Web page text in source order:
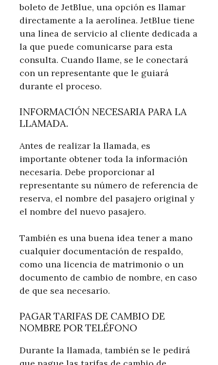
boleto de JetBlue, una opción es llamar
directamente a la aerolínea. JetBlue tiene
una línea de servicio al cliente dedicada a
la que puede comunicarse para esta
consulta. Cuando llame, se le conectará
con un representante que le guiará
durante el proceso.
INFORMACIÓN NECESARIA PARA LA
LLAMADA.
Antes de realizar la llamada, es
importante obtener toda la información
necesaria. Debe proporcionar al
representante su número de referencia de
reserva, el nombre del pasajero original y
el nombre del nuevo pasajero.
También es una buena idea tener a mano
cualquier documentación de respaldo,
como una licencia de matrimonio o un
documento de cambio de nombre, en caso
de que sea necesario.
PAGAR TARIFAS DE CAMBIO DE
NOMBRE POR TELÉFONO
Durante la llamada, también se le pedirá